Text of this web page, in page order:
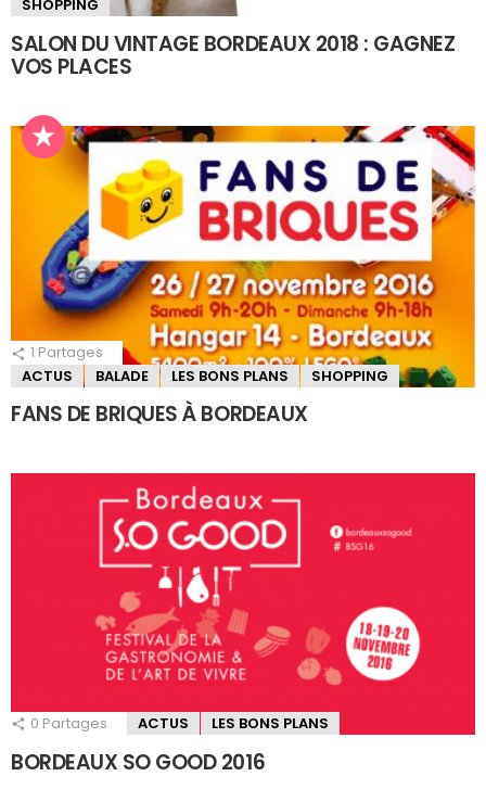
SHOPPING
SALON DU VINTAGE BORDEAUX 2018 : GAGNEZ
VOS PLACES
1 Partages
ACTUS
BALADE LES BONS PLANS SHOPPING
FANS DE BRIQUES À BORDEAUX
0 Partages ACTUS LES BONS PLANS
BORDEAUX SO GOOD 2016